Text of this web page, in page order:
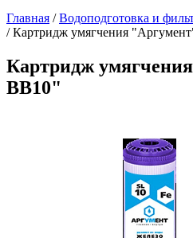
Главная /Водоподготовка и
/Картридж умягчения
Картридж
BB10"